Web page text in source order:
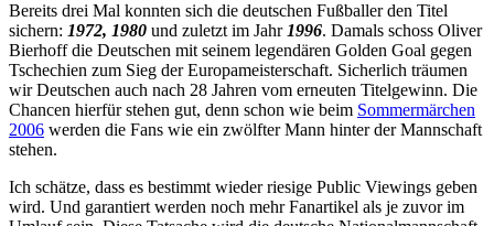
Bereits drei Mal konnten sich die deutschen Fußballer den Titel
sichern: 1972, 1980 und zuletzt im Jahr 1996. Damals schoss Oliver
Bierhoff die Deutschen mit seinem legendären Golden Goal gegen
Tschechien zum Sieg der Europameisterschaft. Sicherlich träumen
wir Deutschen auch nach 28 Jahren vom erneuten Titelgewinn. Die
Chancen hierfür stehen gut, denn schon wie beim Sommermärchen
2006 werden die Fans wie ein zwölfter Mann hinter der Mannschaft
stehen.
Ich schätze, dass es bestimmt wieder riesige Public Viewings geben
wird. Und garantiert werden noch mehr Fanartikel als je zuvor im